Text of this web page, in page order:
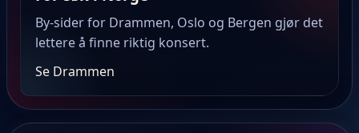
By-sider for Drammen, Oslo og Bergen gjør det
lettere å finne riktig konsert.
Se Drammen